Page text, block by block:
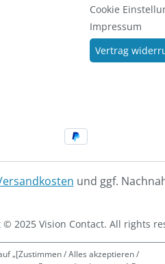
Cookie
Impressum
Vertrag
und ggf.
© 2025 Vision Contact. All rights
„[Zustimmen / Alles akzeptieren /